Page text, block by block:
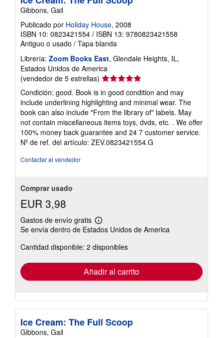
Gibbons, Gail
Publicado por Holiday House, 2008
ISBN 10: 0823421554 / ISBN 13: 9780823421558
Antiguo o usado / Tapa blanda
Librería: Zoom Books East, Glendale Heights, IL,
Estados Unidos de America
(vendedor de 5 estrellas) Calificación
del
vendedor:
5
de
5
estrellas
Condición: good. Book is in good condition and may
include underlining highlighting and minimal wear. The
book can also include "From the library of" labels. May
not contain miscellaneous items toys, dvds, etc. . We offer
100% money back guarantee and 24 7 customer service.
Nº de ref. del artículo: ZEV.0823421554.G
Contactar al vendedor
Comprar usado
EUR 3,98
Gastos de envío gratis
Más
información
las
tarifas
envío
Se envía dentro de Estados Unidos de America
Cantidad disponible: 2 disponibles
Añadir al carrito
Ice Cream: The Full Scoop
Gibbons, Gail